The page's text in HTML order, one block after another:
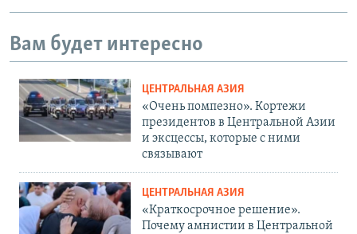
Вам будет интересно
ЦЕНТРАЛЬНАЯ АЗИЯ
«Очень помпезно». Кортежи
президентов в Центральной Азии
и эксцессы, которые с ними
связывают
ЦЕНТРАЛЬНАЯ АЗИЯ
«Краткосрочное решение».
Почему амнистии в Центральной